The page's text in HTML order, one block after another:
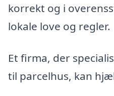
korrekt og i
lokale love og regler.
Et firma, der
til parcelhus, kan